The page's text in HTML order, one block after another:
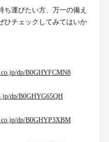
ち運びたい方、万一の備え
ひチェックしてみてはいか
dp/B0GHYFCMN8
dp/B0GHYG65QH
dp/B0GHYP3XBM